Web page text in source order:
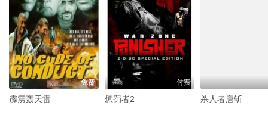
免费
霹雳轰天雷
付费
惩罚者2 杀人者唐斩